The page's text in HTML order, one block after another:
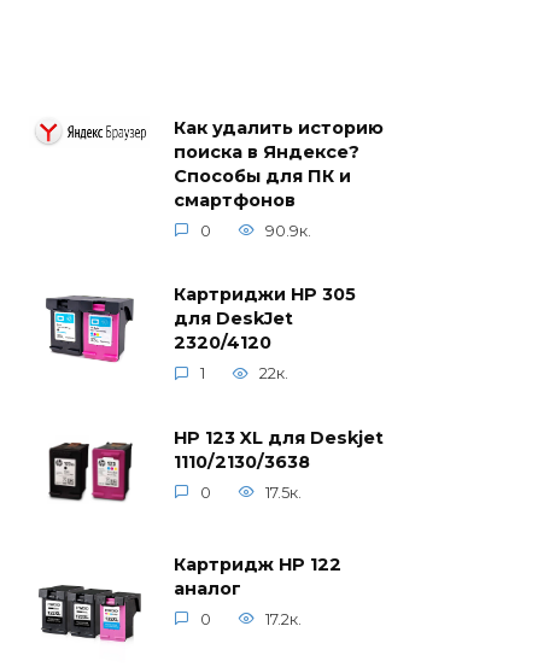
Как удалить историю
поиска в Яндексе?
Способы для ПК и
смартфонов
0 90.9к.
Картриджи HP 305
для DeskJet
2320/4120
1 22к.
HP 123 XL для Deskjet
1110/2130/3638
0 17.5к.
Картридж HP 122
аналог
0 17.2к.